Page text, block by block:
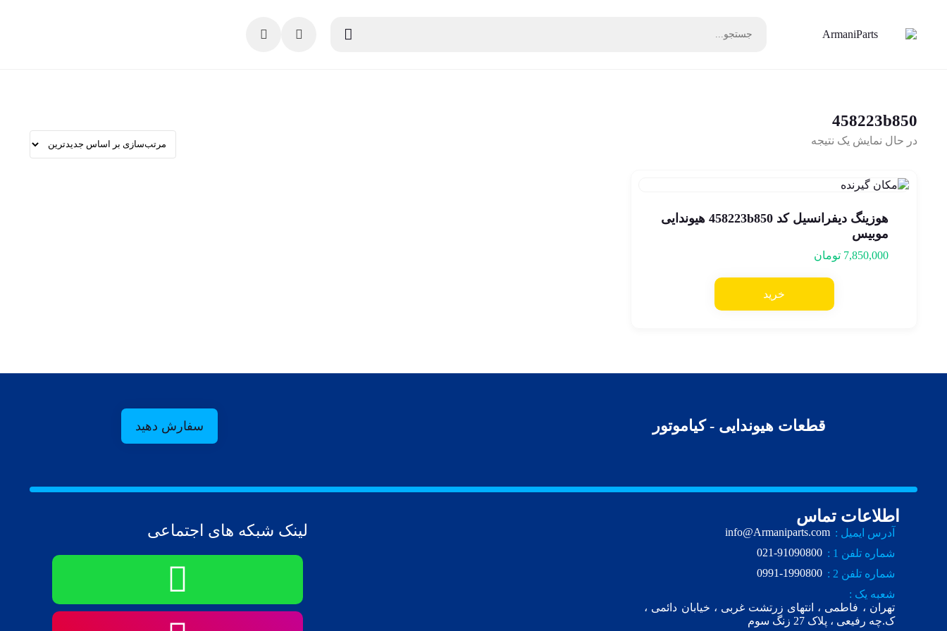
458223b850
در حال نمایش یک نتیجه
هوزینگ دیفرانسیل کد 458223b850 هیوندایی
موبیس
7,850,000 تومان
خرید
قطعات هیوندایی - کیاموتور سفارش دهید
اطلاعات تماس
آدرس ایمیل : info@Armaniparts.com
شماره تلفن 1 :
021-91090800
شماره تلفن 2 :
0991-1990800
شعبه یک :
تهران ، فاطمی ، انتهای زرتشت غربی ، خیابان دائمی ،
ک.چه رفیعی ، پلاک 27 زنگ سوم
لینک شبکه های اجتماعی